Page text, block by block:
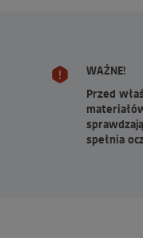
WAŻNE!
Przed
spełnia